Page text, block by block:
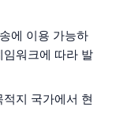
에 이용 가능하
워크에 따라 발
지 국가에서 현